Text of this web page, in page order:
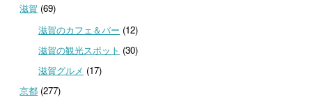
滋賀 (69)
滋賀のカフェ＆バー (12)
滋賀の観光スポット (30)
滋賀グルメ (17)
京都 (277)